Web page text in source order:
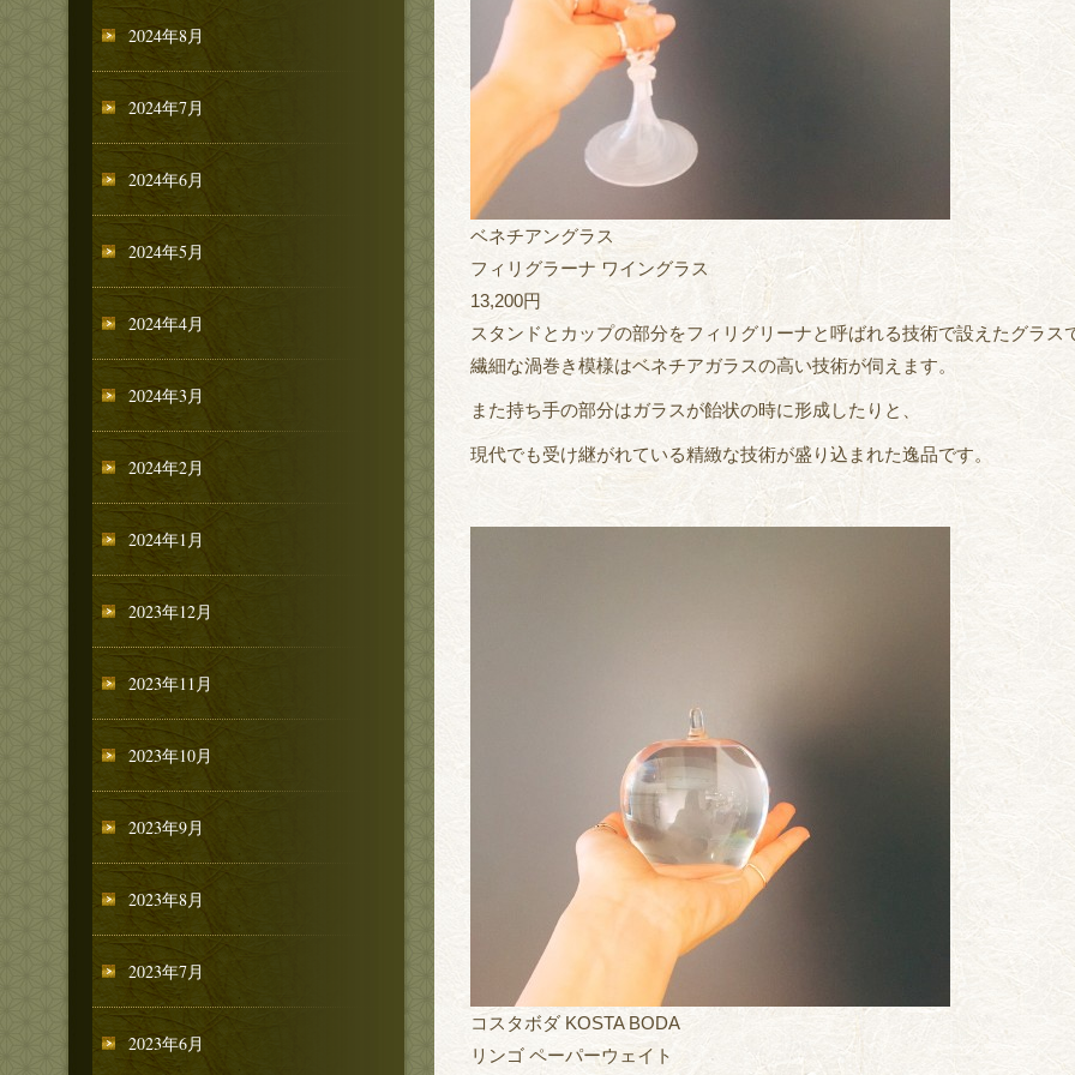
ベネチアングラス
フィリグラーナ ワイングラス
13,200円
スタンドとカップの部分をフィリグリーナと呼ばれる技術で設えたグラス
繊細な渦巻き模様はベネチアガラスの高い技術が伺えます。
また持ち手の部分はガラスが飴状の時に形成したりと、
現代でも受け継がれている精緻な技術が盛り込まれた逸品です。
コスタボダ KOSTA BODA
リンゴ ペーパーウェイト
2024年8月
2024年7月
2024年6月
2024年5月
2024年4月
2024年3月
2024年2月
2024年1月
2023年12月
2023年11月
2023年10月
2023年9月
2023年8月
2023年7月
2023年6月